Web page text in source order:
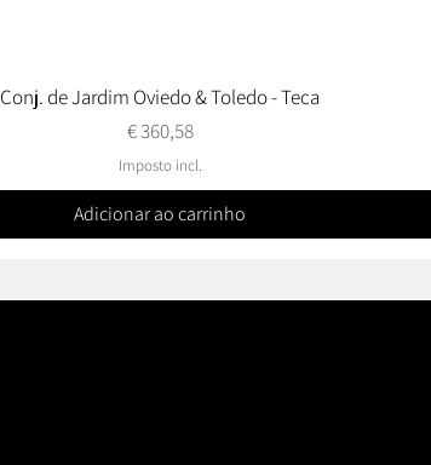
Visualização rápida
Conj. de Jardim Oviedo & Toledo - Teca
Preço
€ 360,58
Imposto incl.
Adicionar ao carrinho